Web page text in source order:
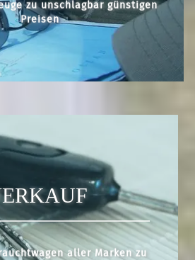
zu unschlagbar günstigen
Preisen
aller Marken zu